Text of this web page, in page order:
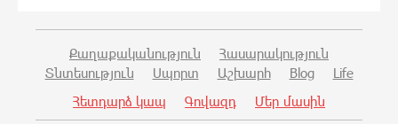
ԼՀԿ-ն պահանջում է դադարեցնել
Գարեգին Բ-ի և եպիսկոպոսների դեմ
քրեական հետապնդումը
Քաղաքականություն
Հասարակություն
Տնտեսություն
Սպորտ Աշխարհ Blog
Life
Հետդարձ կապ
Գովազդ Մեր մասին